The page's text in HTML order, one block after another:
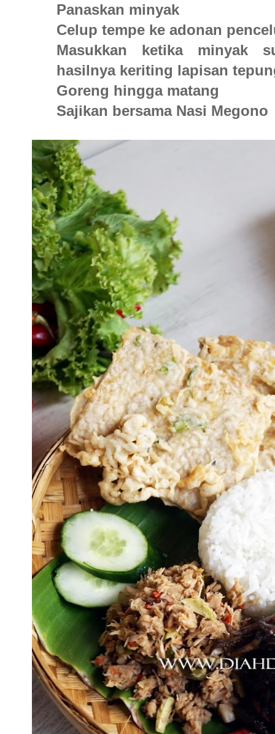
Panaskan minyak
Celup tempe ke adonan
Masukkan ketika minyak
hasilnya keriting lapisan
Goreng hingga matang
Sajikan bersama Nasi Megono